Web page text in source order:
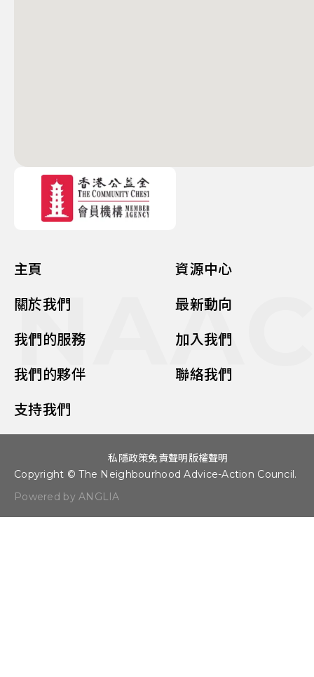
主頁
關於我們
我們的服務
我們的夥伴
支持我們
資源中心
最新動向
加入我們
聯絡我們
Copyright © The Neighbourhood Advice-Action Council.
Powered by ANGLIA
私隱政策免責聲明 版權聲明